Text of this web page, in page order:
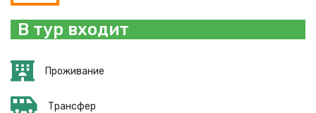
В тур входит
Проживание
Трансфер